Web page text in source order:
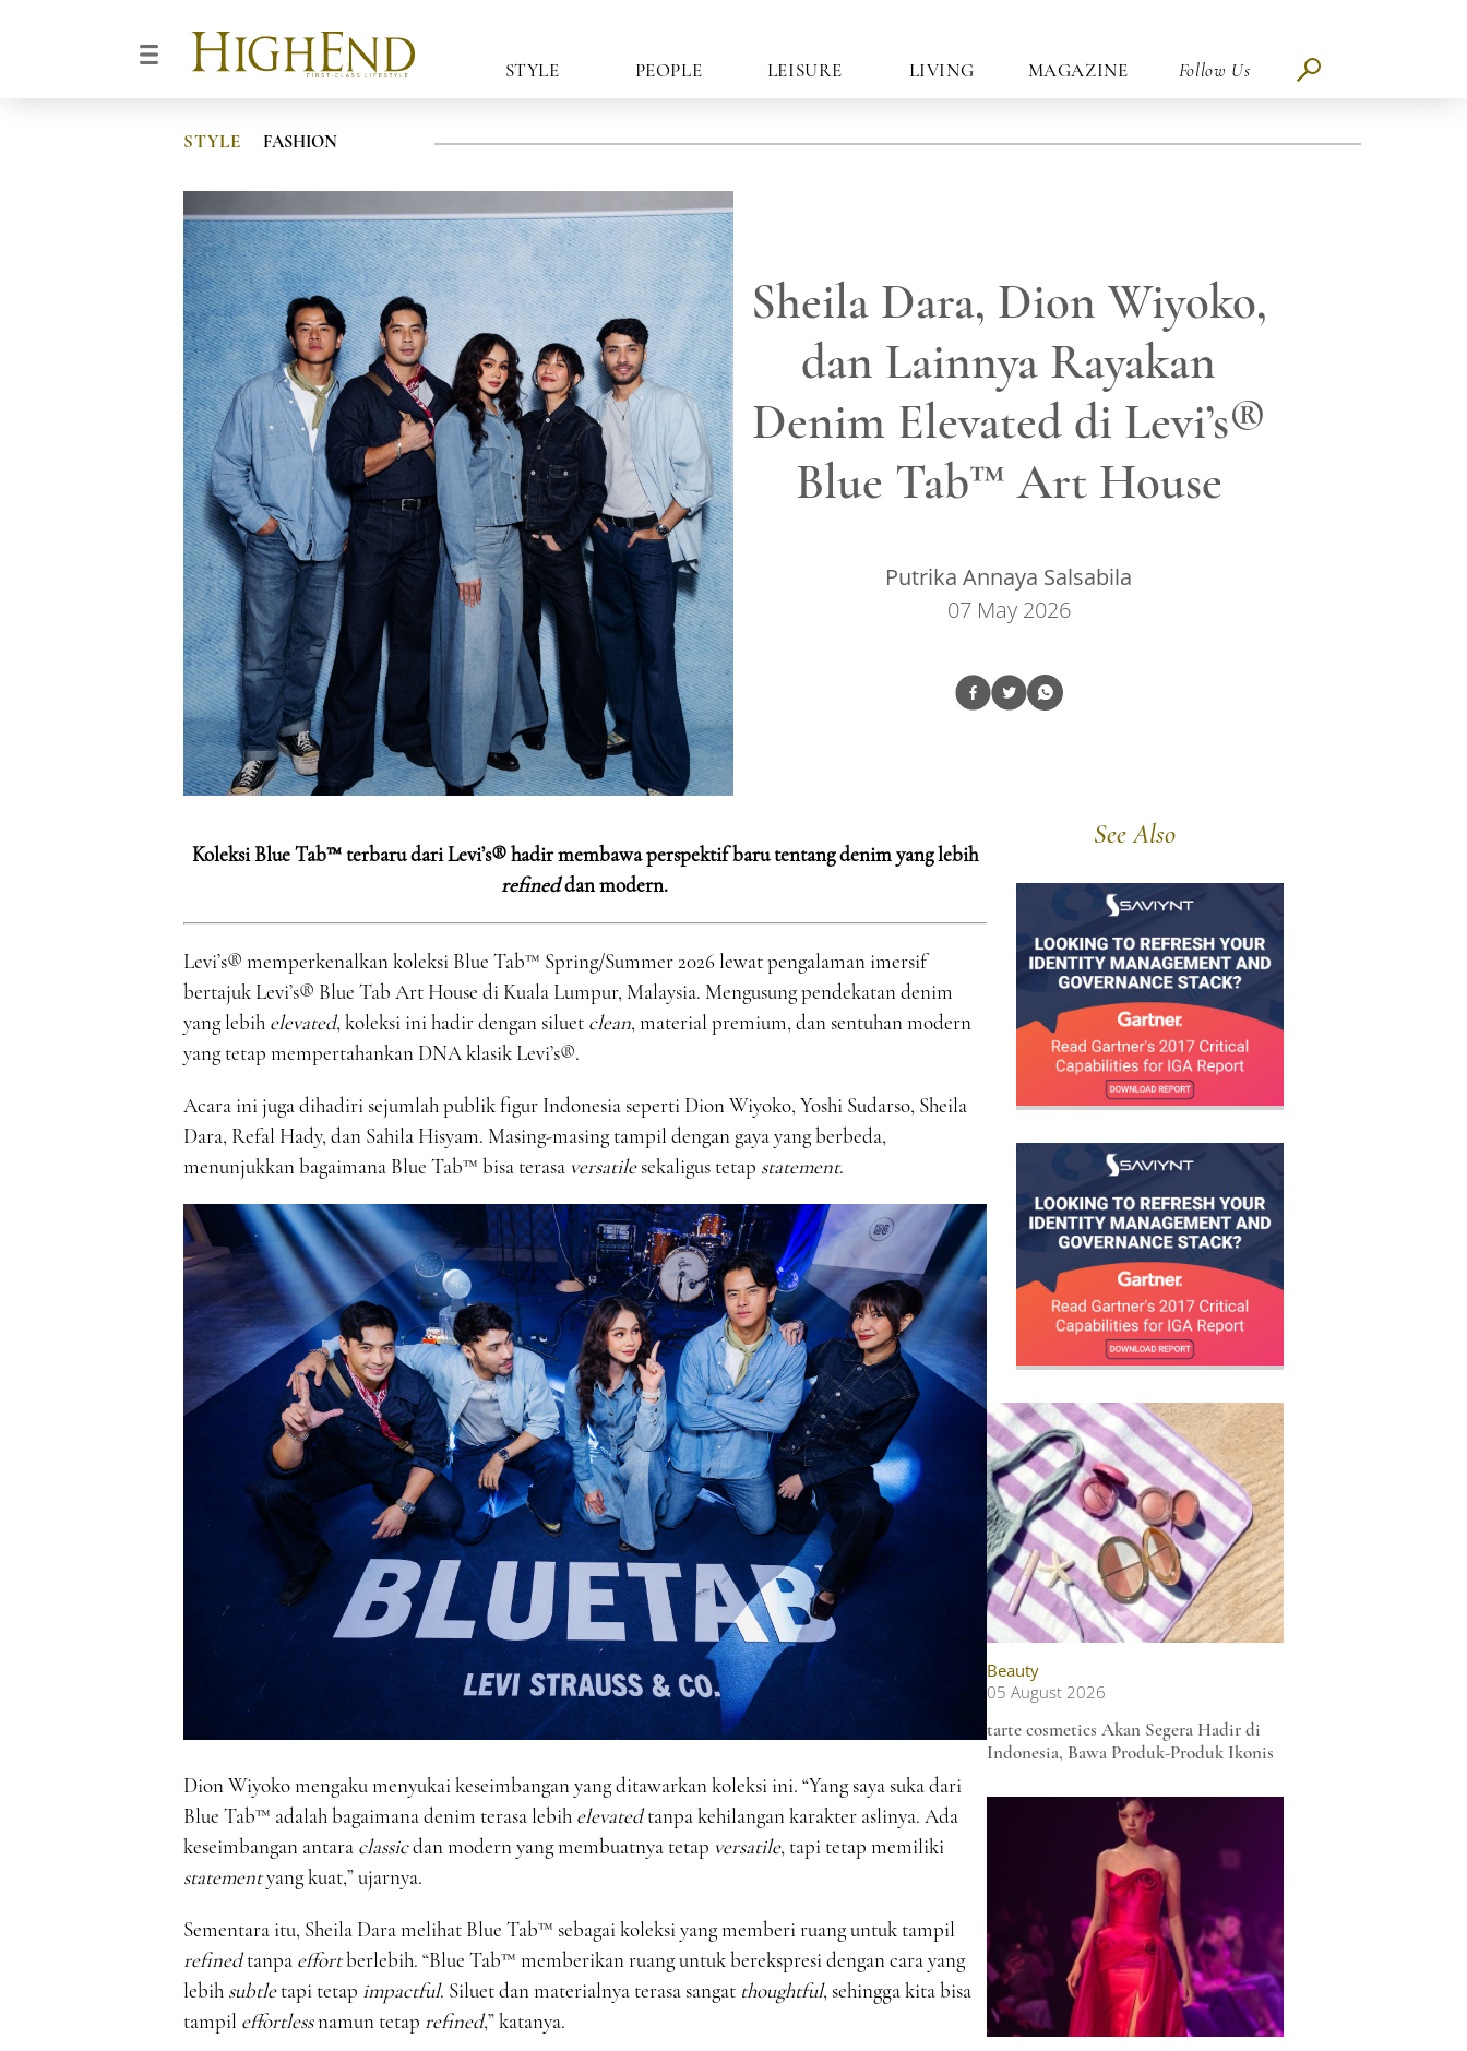
STYLE PEOPLE LEISURE LIVING MAGAZINE Follow Us
STYLE FASHION
Sheila Dara, Dion Wiyoko,
dan Lainnya Rayakan
Denim Elevated di Levi’s®
Blue Tab™ Art House
Putrika Annaya Salsabila
07 May 2026
Koleksi Blue Tab™ terbaru dari Levi’s® hadir membawa perspektif baru tentang denim yang lebih
refineddan modern.
Levi’s® memperkenalkan koleksi Blue Tab™ Spring/Summer 2026 lewat pengalaman imersif
bertajuk Levi’s® Blue Tab Art House di Kuala Lumpur, Malaysia. Mengusung pendekatan denim
yang lebih elevated, koleksi ini hadir dengan siluet clean, material premium, dan sentuhan modern
yang tetap mempertahankan DNA klasik Levi’s®.
Acara ini juga dihadiri sejumlah publik figur Indonesia seperti Dion Wiyoko, Yoshi Sudarso, Sheila
Dara, Refal Hady, dan Sahila Hisyam. Masing-masing tampil dengan gaya yang berbeda,
menunjukkan bagaimana Blue Tab™ bisa terasa versatilesekaligus tetap statement.
Dion Wiyoko mengaku menyukai keseimbangan yang ditawarkan koleksi ini. “Yang saya suka dari
Blue Tab™ adalah bagaimana denim terasa lebih elevatedtanpa kehilangan karakter aslinya. Ada
keseimbangan antara classicdan modern yang membuatnya tetap versatile, tapi tetap memiliki
statementyang kuat,” ujarnya.
Sementara itu, Sheila Dara melihat Blue Tab™ sebagai koleksi yang memberi ruang untuk tampil
refinedtanpa effortberlebih. “Blue Tab™ memberikan ruang untuk berekspresi dengan cara yang
lebih subtletapi tetap impactful. Siluet dan materialnya terasa sangat thoughtful, sehingga kita bisa
tampil effortlessnamun tetap refined,” katanya.
See Also
Beauty
05 August 2026
tarte cosmetics Akan Segera Hadir di
Indonesia, Bawa Produk-Produk Ikonis